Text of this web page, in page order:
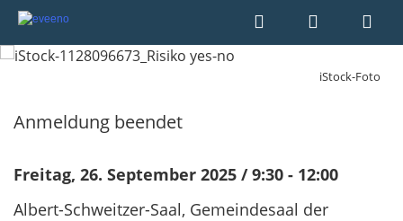
iStock-Foto
Anmeldung beendet
Freitag, 26. September 2025 / 9:30 - 12:00
Albert-Schweitzer-Saal, Gemeindesaal der